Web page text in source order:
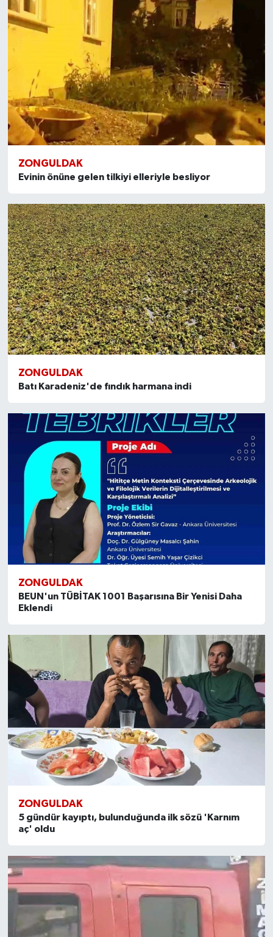
ZONGULDAK
Evinin önüne gelen tilkiyi elleriyle besliyor
ZONGULDAK
Batı Karadeniz'de fındık harmana indi
ZONGULDAK
BEUN'un TÜBİTAK 1001 Başarısına Bir Yenisi Daha
Eklendi
ZONGULDAK
5 gündür kayıptı, bulunduğunda ilk sözü 'Karnım
aç' oldu